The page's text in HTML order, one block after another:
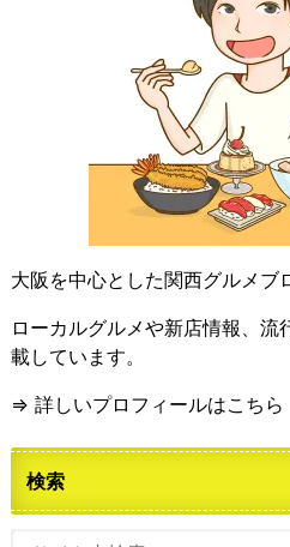
大阪を中心とした関西グルメブ
ローカルグルメや新店情報、流
載しています。
⇒ 詳しいプロフィールはこちら
検索